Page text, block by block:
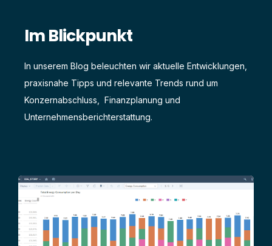
Im Blickpunkt
In unserem Blog beleuchten wir aktuelle Entwicklungen,
praxisnahe Tipps und relevante Trends rund um
Konzernabschluss, Finanzplanung und
Unternehmensberichterstattung.